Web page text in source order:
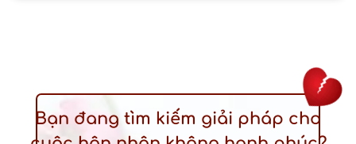
Bạn đang tìm kiếm giải pháp cho